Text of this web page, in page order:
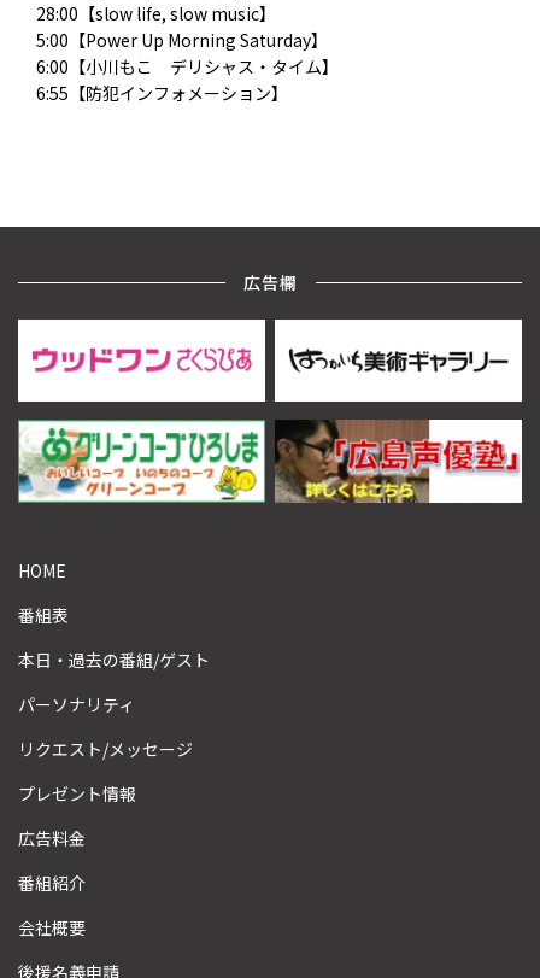
28:00【slow life, slow music】
5:00【Power Up Morning Saturday】
6:00【小川もこ デリシャス・タイム】
6:55【防犯インフォメーション】
広告欄
HOME
番組表
本日・過去の番組/ゲスト
パーソナリティ
リクエスト/メッセージ
プレゼント情報
広告料金
番組紹介
会社概要
後援名義申請